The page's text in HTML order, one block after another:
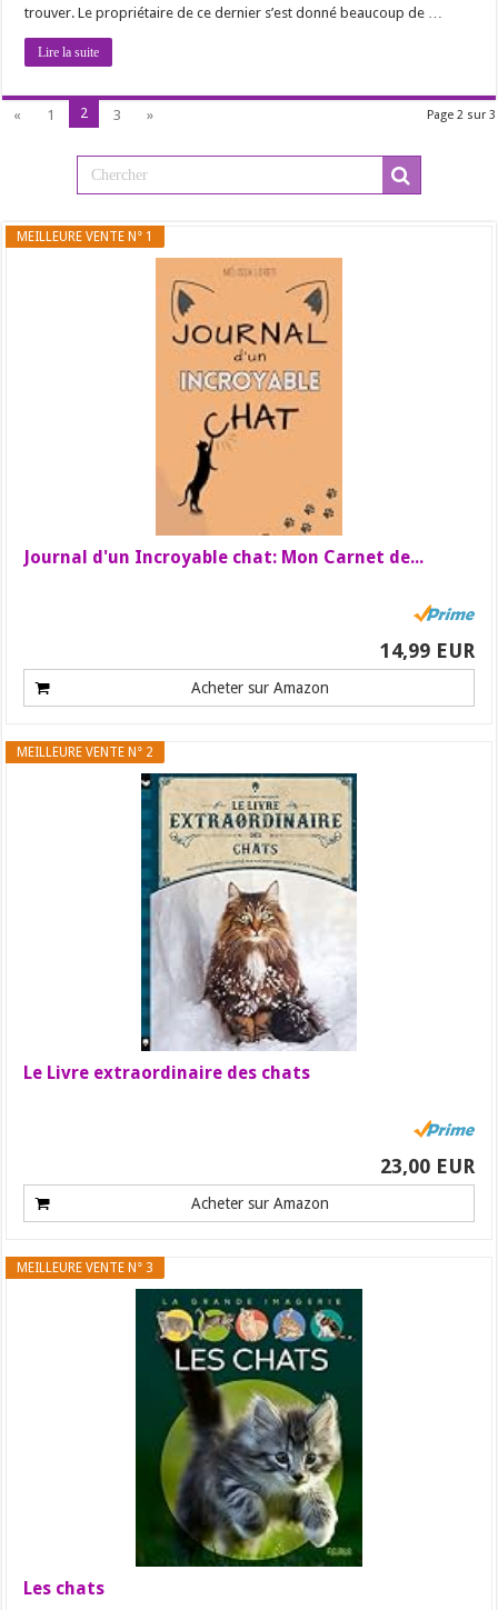
trouver. Le propriétaire de ce dernier s’est donné beaucoup de …
Lire la suite
Page 2 sur 3
« 1 2 3 »
MEILLEURE VENTE N° 1
Journal d'un Incroyable chat: Mon Carnet de...
14,99 EUR
Acheter sur Amazon
MEILLEURE VENTE N° 2
Le Livre extraordinaire des chats
23,00 EUR
Acheter sur Amazon
MEILLEURE VENTE N° 3
Les chats